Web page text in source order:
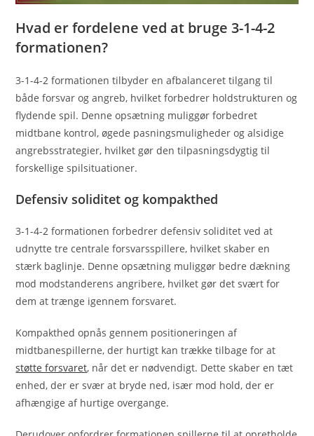
Hvad er fordelene ved at bruge 3-1-4-2
formationen?
3-1-4-2 formationen tilbyder en afbalanceret tilgang til
både forsvar og angreb, hvilket forbedrer holdstrukturen og
flydende spil. Denne opsætning muliggør forbedret
midtbane kontrol, øgede pasningsmuligheder og alsidige
angrebsstrategier, hvilket gør den tilpasningsdygtig til
forskellige spilsituationer.
Defensiv soliditet og kompakthed
3-1-4-2 formationen forbedrer defensiv soliditet ved at
udnytte tre centrale forsvarsspillere, hvilket skaber en
stærk baglinje. Denne opsætning muliggør bedre dækning
mod modstanderens angribere, hvilket gør det svært for
dem at trænge igennem forsvaret.
Kompakthed opnås gennem positioneringen af
midtbanespillerne, der hurtigt kan trække tilbage for at
støtte forsvaret, når det er nødvendigt. Dette skaber en tæt
enhed, der er svær at bryde ned, især mod hold, der er
afhængige af hurtige overgange.